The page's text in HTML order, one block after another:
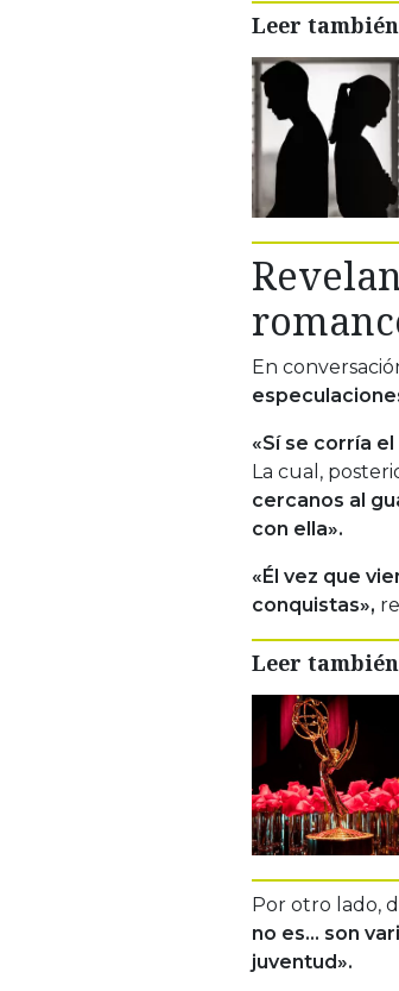
Leer
En
«Sí se corría
La cual,
cercanos al
con ella».
«Él vez que
conquistas»,
Leer
Por otro lado,
no es… son
juventud».